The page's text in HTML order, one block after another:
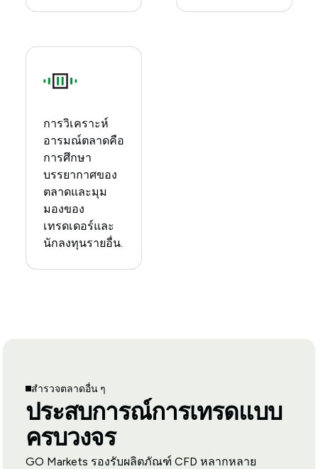
การวิเคราะห์
อารมณ์ตลาดคือ
การศึกษา
บรรยากาศของ
ตลาดและมุม
มองของ
เทรดเดอร์และ
นักลงทุนรายอื่น.
สำรวจตลาดอื่น ๆ
ประสบการณ์การเทรดแบบ
ครบวงจร
GO Markets รองรับผลิตภัณฑ์ CFD หลากหลาย